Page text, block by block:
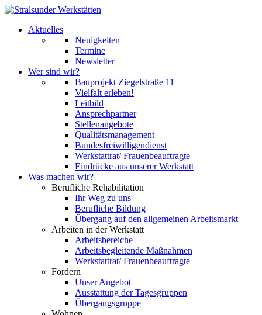
Aktuelles
Neuigkeiten
Termine
Newsletter
Wer sind wir?
Bauprojekt Ziegelstraße 11
Vielfalt erleben!
Leitbild
Ansprechpartner
Stellenangebote
Qualitätsmanagement
Bundesfreiwilligendienst
Werkstattrat/ Frauenbeauftragte
Eindrücke aus unserer Werkstatt
Was machen wir?
Berufliche Rehabilitation
Ihr Weg zu uns
Berufliche Bildung
Übergang auf den allgemeinen Arbeitsmarkt
Arbeiten in der Werkstatt
Arbeitsbereiche
Arbeitsbegleitende Maßnahmen
Werkstattrat/ Frauenbeauftragte
Fördern
Unser Angebot
Ausstattung der Tagesgruppen
Übergangsgruppe